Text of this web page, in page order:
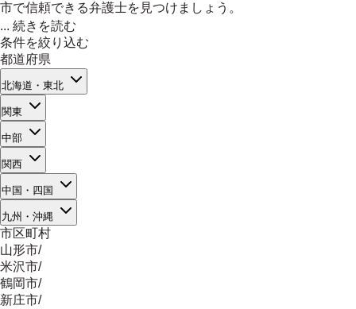
市で信頼できる弁護士を見つけましょう。
... 続きを読む
条件を絞り込む
都道府県
北海道・東北
関東
中部
関西
中国・四国
九州・沖縄
市区町村
山形市/
米沢市/
鶴岡市/
新庄市/